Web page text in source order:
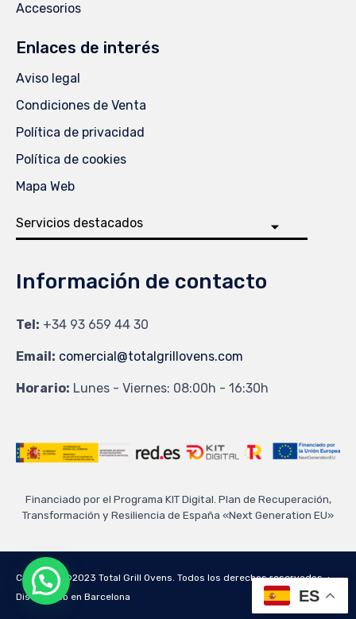
Accesorios
Enlaces de interés
Aviso legal
Condiciones de Venta
Política de privacidad
Política de cookies
Mapa Web
Información de contacto
Tel: +34 93 659 44 30
Email: comercial@totalgrillovens.com
Horario: Lunes - Viernes: 08:00h - 16:30h
Financiado por el Programa KIT Digital. Plan de Recuperación,
Transformación y Resiliencia de España «Next Generation EU»
Copyright ©2023 Total Grill Ovens. Todos los derechos reservados ∙
Diseño web en Barcelona
ES